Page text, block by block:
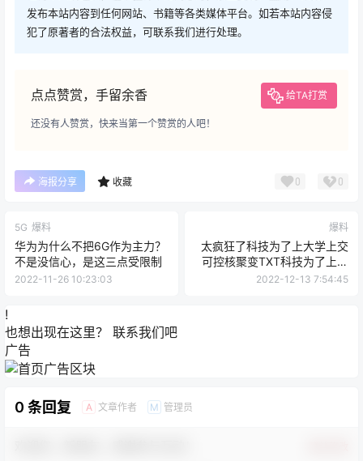
发布本站内容到任何网站、书籍等各类媒体平台。如若本站内容侵
犯了原著者的合法权益，可联系我们进行处理。
点点赞赏，手留余香 给TA打赏
还没有人赞赏，快来当第一个赞赏的人吧！
海报分享 收藏 0 0
5G 爆料
华为为什么不把6G作为主力？
不是没信心，是这三点受限制
2022-11-26 10:23:03
爆料
太疯狂了科技为了上大学上交
可控核聚变TXT科技为了上大
学上交可控核聚变下载，科技
2022-12-13 7:54:45
!
也想出现在这里？ 联系我们吧
广告
0 条回复 A 文章作者 M 管理员